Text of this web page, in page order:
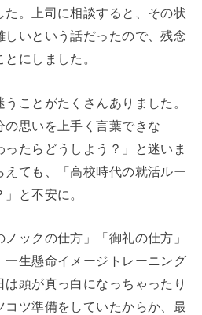
た。上司に相談すると、その状
いという話だったので、残念
にしました。
ことがたくさんありました。
思いを上手く言葉できな
たらどうしよう？」と迷いま
えても、「高校時代の就活ルー
と不安に。
ックの仕方」「御礼の仕方」
一生懸命イメージトレーニング
は頭が真っ白になっちゃったり
コツ準備をしていたからか、最